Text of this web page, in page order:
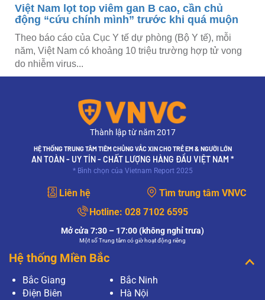
Việt Nam lọt top viêm gan B cao, cần chủ
động “cứu chính mình” trước khi quá muộn
Theo báo cáo của Cục Y tế dự phòng (Bộ Y tế), mỗi
năm, Việt Nam có khoảng 10 triệu trường hợp tử vong
do nhiễm virus...
Thành lập từ năm 2017
HỆ THỐNG TRUNG TÂM TIÊM CHỦNG VẮC XIN CHO TRẺ EM & NGƯỜI LỚN
AN TOÀN - UY TÍN - CHẤT LƯỢNG HÀNG ĐẦU VIỆT NAM *
* Bình chọn của Vietnam Report 2025
Liên hệ
Tìm trung tâm VNVC
Hotline: 028 7102 6595
Mở cửa 7:30 – 17:00 (không nghỉ trưa)
Một số Trung tâm có giờ hoạt động riêng
Hệ thống Miền Bắc
Bắc Giang
Bắc Ninh
Điện Biên
Hà Nội